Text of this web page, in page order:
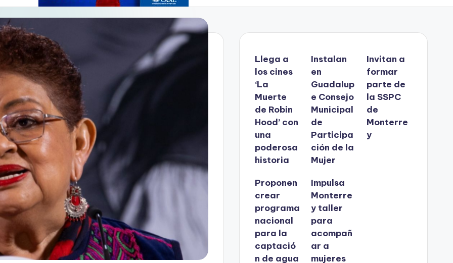
Llega a
los cines
‘La
Muerte
de Robin
Hood’ con
una
poderosa
historia
Instalan
en
Guadalup
e Consejo
Municipal
de
Participa
ción de la
Mujer
Invitan a
formar
parte de
la SSPC
de
Monterre
y
Proponen
crear
programa
nacional
para la
captació
n de agua
Impulsa
Monterre
y taller
para
acompañ
ar a
mujeres